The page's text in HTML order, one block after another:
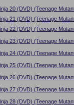
20 (DVD) (Teenage
21 (DVD) (Teenage
22 (DVD) (Teenage
23 (DVD) (Teenage
24 (DVD) (Teenage
25 (DVD) (Teenage
26 (DVD) (Teenage
27 (DVD) (Teenage
28 (DVD) (Teenage